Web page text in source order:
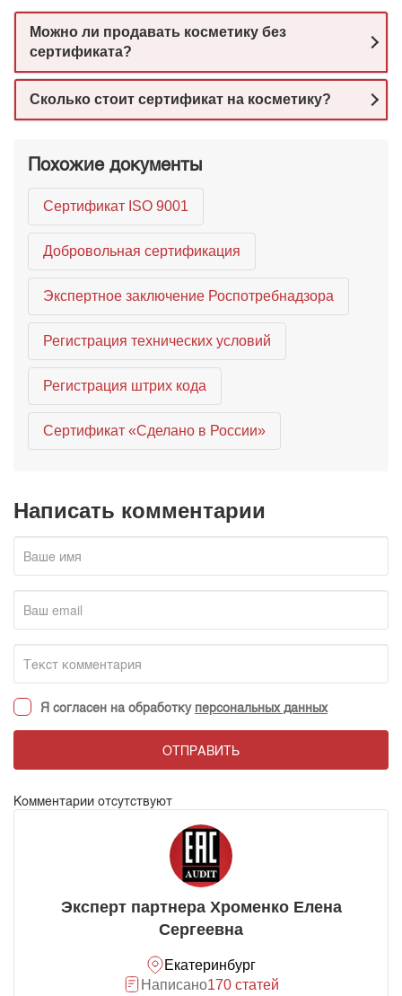
Можно ли продавать косметику без
сертификата?
Сколько стоит сертификат на косметику?
Похожие документы
Сертификат ISO 9001
Добровольная сертификация
Экспертное заключение Роспотребнадзора
Регистрация технических условий
Регистрация штрих кода
Сертификат «Сделано в России»
Написать комментарии
Я согласен на обработку персональных данных
ОТПРАВИТЬ
Комментарии отсутствуют
Эксперт партнера Хроменко Елена
Сергеевна
Екатеринбург
Написано170 статей